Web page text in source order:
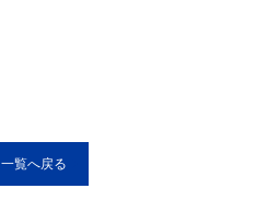
一覧へ戻る